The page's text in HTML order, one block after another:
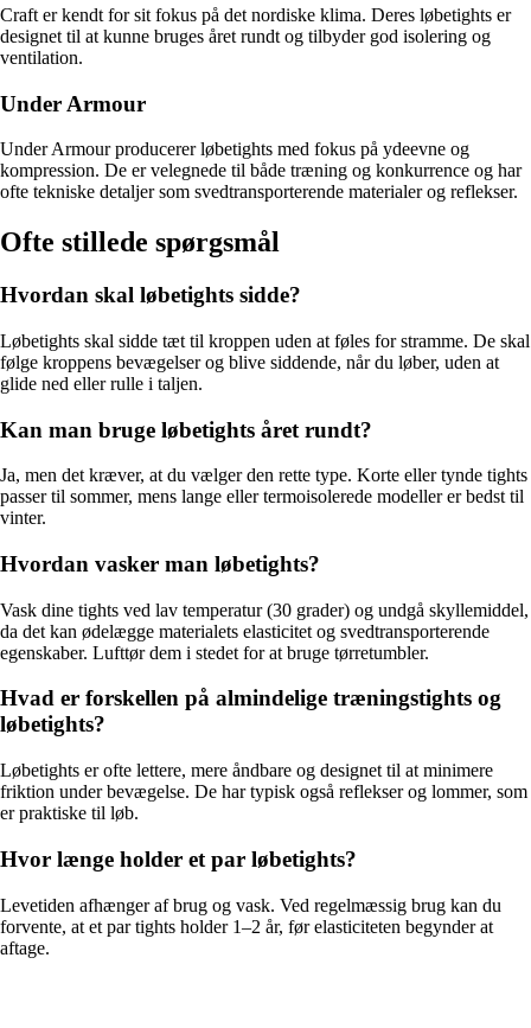
Craft er kendt for sit fokus på det nordiske klima. Deres løbetights er
designet til at kunne bruges året rundt og tilbyder god isolering og
ventilation.
Under Armour
Under Armour producerer løbetights med fokus på ydeevne og
kompression. De er velegnede til både træning og konkurrence og har
ofte tekniske detaljer som svedtransporterende materialer og reflekser.
Ofte stillede spørgsmål
Hvordan skal løbetights sidde?
Løbetights skal sidde tæt til kroppen uden at føles for stramme. De skal
følge kroppens bevægelser og blive siddende, når du løber, uden at
glide ned eller rulle i taljen.
Kan man bruge løbetights året rundt?
Ja, men det kræver, at du vælger den rette type. Korte eller tynde tights
passer til sommer, mens lange eller termoisolerede modeller er bedst til
vinter.
Hvordan vasker man løbetights?
Vask dine tights ved lav temperatur (30 grader) og undgå skyllemiddel,
da det kan ødelægge materialets elasticitet og svedtransporterende
egenskaber. Lufttør dem i stedet for at bruge tørretumbler.
Hvad er forskellen på almindelige træningstights og
løbetights?
Løbetights er ofte lettere, mere åndbare og designet til at minimere
friktion under bevægelse. De har typisk også reflekser og lommer, som
er praktiske til løb.
Hvor længe holder et par løbetights?
Levetiden afhænger af brug og vask. Ved regelmæssig brug kan du
forvente, at et par tights holder 1–2 år, før elasticiteten begynder at
aftage.